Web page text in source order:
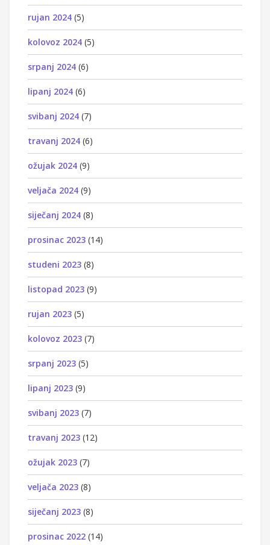
rujan 2024 (5)
kolovoz 2024 (5)
srpanj 2024 (6)
lipanj 2024 (6)
svibanj 2024 (7)
travanj 2024 (6)
ožujak 2024 (9)
veljača 2024 (9)
siječanj 2024 (8)
prosinac 2023 (14)
studeni 2023 (8)
listopad 2023 (9)
rujan 2023 (5)
kolovoz 2023 (7)
srpanj 2023 (5)
lipanj 2023 (9)
svibanj 2023 (7)
travanj 2023 (12)
ožujak 2023 (7)
veljača 2023 (8)
siječanj 2023 (8)
prosinac 2022 (14)